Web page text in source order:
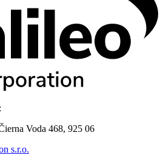
Voda 468, 925 06
s.r.o.